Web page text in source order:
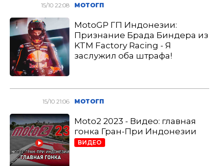
15/10 22:08 МОТОГП
MotoGP ГП Индонезии:
Признание Брада Биндера из
KTM Factory Racing - Я
заслужил оба штрафа!
15/10 21:06 МОТОГП
Moto2 2023 - Видео: главная
гонка Гран-При Индонезии
ВИДЕО